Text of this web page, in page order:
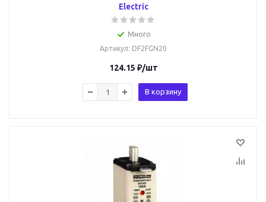
Electric
Много
Артикул: DF2FGN20
124.15 ₽/шт
В корзину